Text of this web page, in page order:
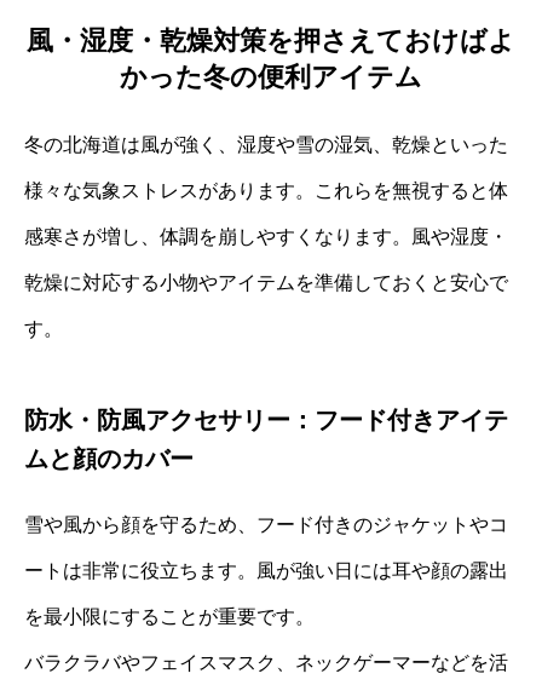
風・湿度・乾燥対策を押さえておけばよ
かった冬の便利アイテム
冬の北海道は風が強く、湿度や雪の湿気、乾燥といった
様々な気象ストレスがあります。これらを無視すると体
感寒さが増し、体調を崩しやすくなります。風や湿度・
乾燥に対応する小物やアイテムを準備しておくと安心で
す。
防水・防風アクセサリー：フード付きアイテ
ムと顔のカバー
雪や風から顔を守るため、フード付きのジャケットやコ
ートは非常に役立ちます。風が強い日には耳や顔の露出
を最小限にすることが重要です。
バラクラバやフェイスマスク、ネックゲーマーなどを活